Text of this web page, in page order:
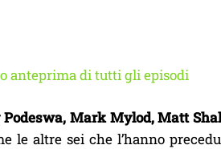
anteprima di tutti gli episodi
Mark Mylod,Matt
le altre sei che l’hanno